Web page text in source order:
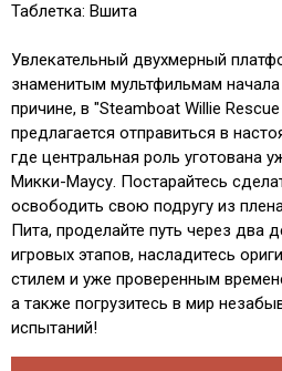
Таблетка: Вшита
Увлекательный двухмерный
знаменитым мультфильмам
причине, в "Steamboat Willie
предлагается отправиться в
где центральная роль уготована
Микки-Маусу. Постарайтесь
освободить свою подругу из
Пита, проделайте путь через два
игровых этапов, насладитесь
стилем и уже проверенным
а также погрузитесь в мир
испытаний!